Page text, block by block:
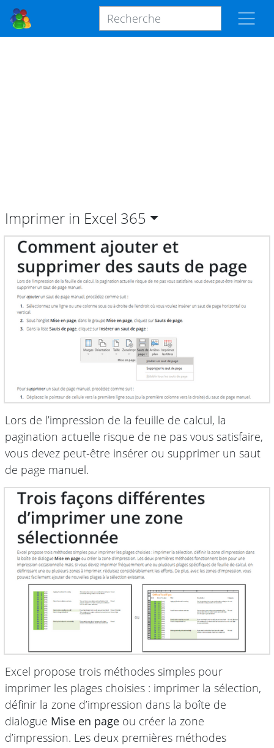
Imprimer in Excel 365
Lors de l’impression de la feuille de calcul, la
pagination actuelle risque de ne pas vous satisfaire,
vous devez peut-être insérer ou supprimer un saut
de page manuel.
Excel propose trois méthodes simples pour
imprimer les plages choisies : imprimer la sélection,
définir la zone d’impression dans la boîte de
dialogue Mise en page ou créer la zone
d’impression. Les deux premières méthodes